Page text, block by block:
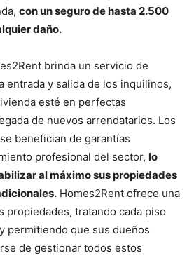
con un seguro de hasta 2.500
daño.
brinda un servicio de
entrada y salida de los inquilinos,
esté en perfectas
de nuevos arrendatarios. Los
benefician de garantías
profesional del sector, lo
al máximo sus propiedades
Homes2Rent ofrece una
propiedades, tratando cada piso
permitiendo que sus dueños
de gestionar todos estos